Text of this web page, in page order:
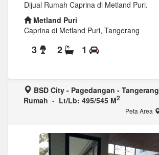
Dijual Rumah Caprina di Metland Puri.
Metland Puri
Caprina di Metland Puri, Tangerang
3 2 1
BSD City - Pagedangan - Tangerang
Rumah - Lt/Lb: 495/545 M2
Peta Area